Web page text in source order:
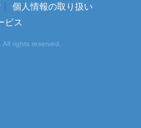
個人情報の取り扱い
ビス
All rights reserved.